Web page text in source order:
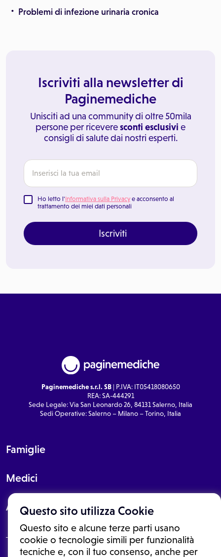
Questo sito utilizza Cookie
Questo sito e alcune terze parti usano
cookie o tecnologie simili per funzionalità
tecniche e, con il tuo consenso, anche per
Problemi di infezione urinaria cronica
Iscriviti alla newsletter di
Paginemediche
Unisciti ad una community di oltre 50mila
persone per riceveresconti esclusivi e
consigli di salute dai nostri esperti.
Ho letto l'Informativa sulla Privacy e acconsento al
trattamento dei miei dati personali
Iscriviti
Paginemediche s.r.l. SB| P.IVA: IT05418080650
REA: SA-444291
Sede Legale: Via San Leonardo 26, 84131 Salerno, Italia
Sedi Operative: Salerno – Milano – Torino, Italia
Famiglie
Medici
About